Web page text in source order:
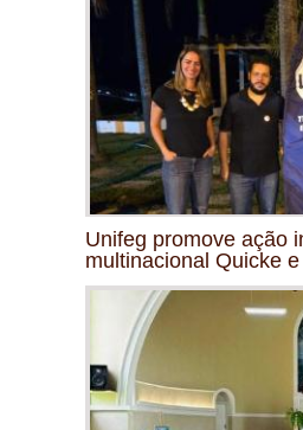
Unifeg promove ação
multinacional Quicke